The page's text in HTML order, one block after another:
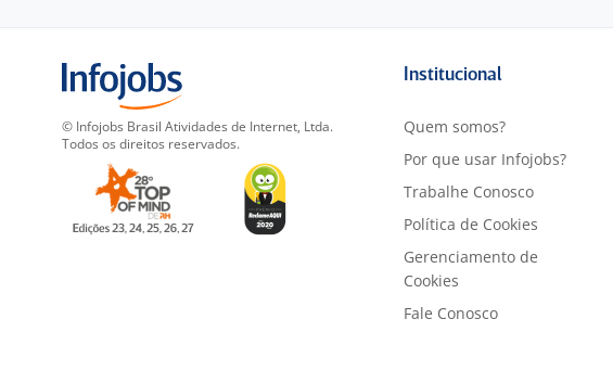
© Infojobs Brasil Atividades de Internet, Ltda.
Todos os direitos reservados.
Institucional
Quem somos?
Por que usar Infojobs?
Trabalhe Conosco
Política de Cookies
Gerenciamento de
Cookies
Fale Conosco